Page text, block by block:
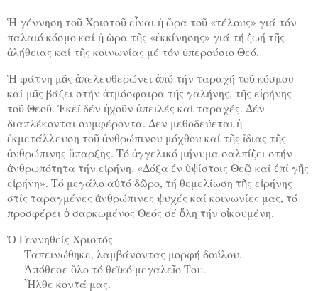
Ἡ γέννηση τοῦ Χριστοῦ εἶναι ἡ ὥρα τοῦ «τέλους» γιά τόν
παλαιό κόσμο καί ἡ ὥρα τῆς «ἐκκίνησης» γιά τή ζωή τῆς
ἀλήθειας καί τῆς κοινωνίας μέ τόν ὑπερούσιο Θεό.
Ἡ φάτνη μᾶς ἀπελευθερώνει ἀπό τήν ταραχή τοῦ κόσμου
καί μᾶς βάζει στήν ἀτμόσφαιρα τῆς γαλήνης, τῆς εἰρήνης
τοῦ Θεοῦ. Ἐκεῖ δέν ἠχοῦν ἀπειλές καί ταραχές. Δέν
διαπλέκονται συμφέροντα. Δεν μεθοδεύεται ἡ
ἐκμετάλλευση τοῦ ἀνθρώπινου μόχθου καί τῆς ἴδιας τῆς
ἀνθρώπινης ὕπαρξης. Τό ἀγγελικό μήνυμα σαλπίζει στήν
ἀνθρωπότητα τήν εἰρήνη. «Δόξα ἐν ὑψίστοις Θεῷ καί ἐπί γῆς
εἰρήνη». Τό μεγάλο αὐτό δῶρο, τή θεμελίωση τῆς εἰρήνης
στίς ταραγμένες ἀνθρώπινες ψυχές καί κοινωνίες μας, τό
προσφέρει ὁ σαρκωμένος Θεός σέ ὅλη τήν οἰκουμένη.
Ὁ Γεννηθείς Χριστός
Ταπεινώθηκε, λαμβάνοντας μορφή δούλου.
Ἀπόθεσε ὅλο τό θεϊκό μεγαλεῖο Του.
Ἦλθε κοντά μας.